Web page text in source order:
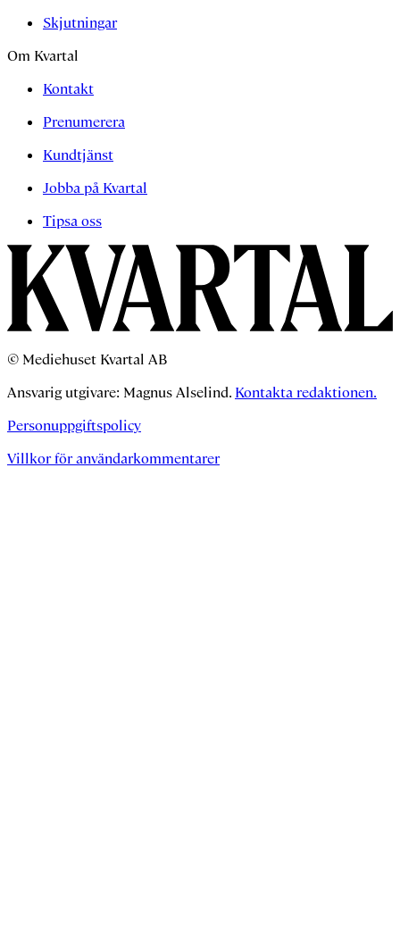
Skjutningar
Om Kvartal
Kontakt
Prenumerera
Kundtjänst
Jobba på Kvartal
Tipsa oss
© Mediehuset Kvartal AB
Ansvarig utgivare: Magnus Alselind. Kontakta redaktionen.
Personuppgiftspolicy
Villkor för användarkommentarer